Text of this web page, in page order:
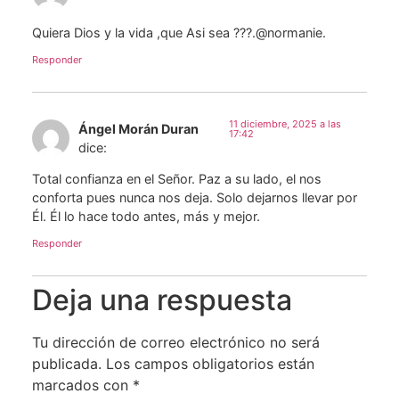
Quiera Dios y la vida ,que Asi sea ???.@normanie.
Responder
Ángel Morán Duran
dice:
11 diciembre, 2025 a las
17:42
Total confianza en el Señor. Paz a su lado, el nos
conforta pues nunca nos deja. Solo dejarnos llevar por
Él. Él lo hace todo antes, más y mejor.
Responder
Deja una respuesta
Tu dirección de correo electrónico no será
publicada. Los campos obligatorios están
marcados con *